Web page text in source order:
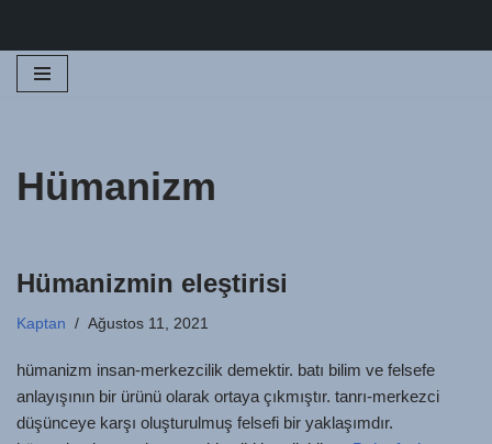
Hümanizm
Hümanizmin eleştirisi
Kaptan Ağustos 11, 2021
hümanizm insan-merkezcilik demektir. batı bilim ve felsefe
anlayışının bir ürünü olarak ortaya çıkmıştır. tanrı-merkezci
düşünceye karşı oluşturulmuş felsefi bir yaklaşımdır.